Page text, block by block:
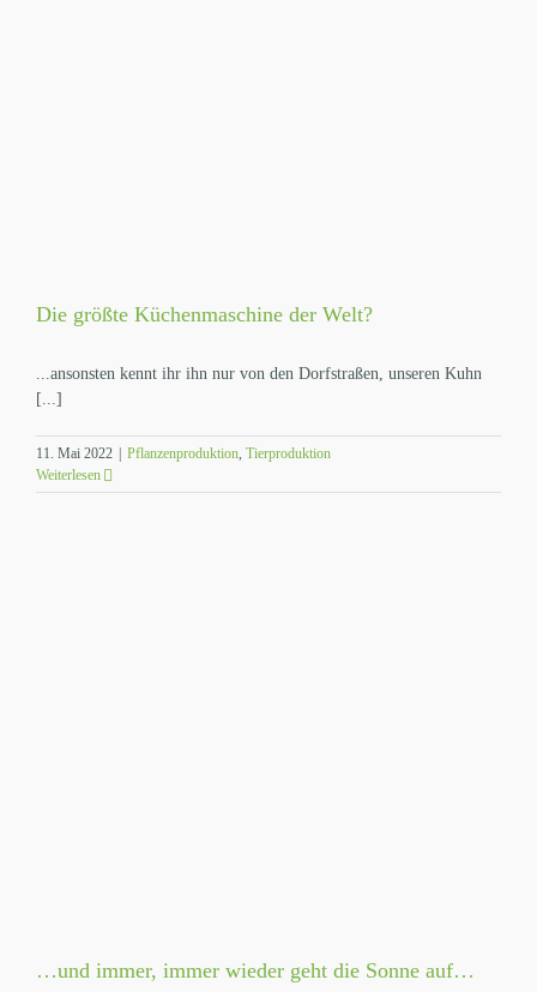
Die größte Küchenmaschine der Welt?
...ansonsten kennt ihr ihn nur von den Dorfstraßen, unseren Kuhn
[...]
11. Mai 2022 Pflanzenproduktion, Tierproduktion
Weiterlesen
…und immer, immer wieder geht die Sonne auf…